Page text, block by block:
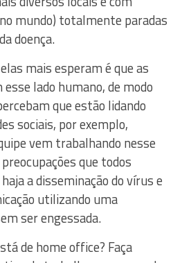
mundo) totalmente paradas
doença.
mais esperam é que as
lado humano, de modo
que estão lidando
sociais, por exemplo,
vem trabalhando nesse
que todos
a disseminação do vírus e
utilizando uma
ser engessada.
de home office? Faça